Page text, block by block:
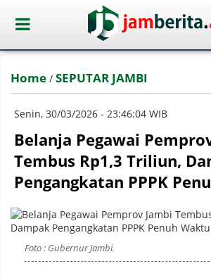
Home / SEPUTAR JAMBI
Senin, 30/03/2026 - 23:46:04 WIB
Belanja Pegawai
Tembus Rp1,3 Triliun,
Pengangkatan PPPK
Foto : Gubernur Jambi.